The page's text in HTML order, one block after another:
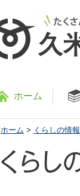
ホーム
ホーム > くらしの情報